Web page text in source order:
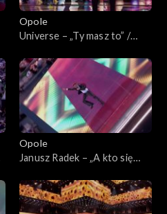
Opole
Universe – „Ty masz to” /
Koncert „Autobiografia.
Jubileusz Bogdana Olewicza”
Opole
Janusz Radek – „A kto się
Koncert „Autobiografia.
Jubileusz Bogdana Olewicza”